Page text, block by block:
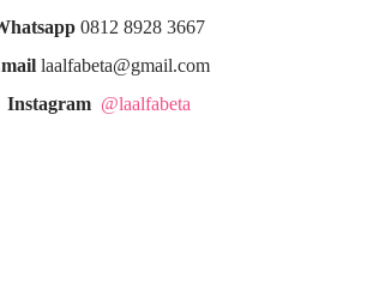
Whatsapp 0812 8928 3667
Emaillaalfabeta@gmail.com
Instagram @laalfabeta